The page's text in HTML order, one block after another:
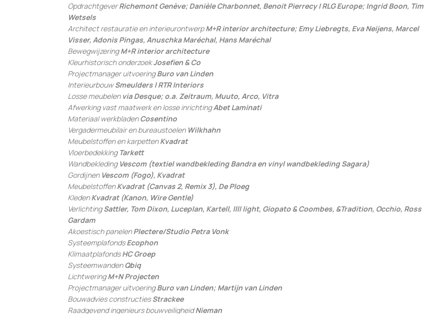
OpdrachtgeverRichemont Genève; Danièle Charbonnet, Benoit Pierrecy | RLG Europe; Ingrid Boon, Tim
Wetsels
Architect restauratie en interieurontwerpM+R interior architecture; Emy Liebregts, Eva Neijens, Marcel
Visser, Adonis Pingas, Anuschka Maréchal, Hans Maréchal
BewegwijzeringM+R interior architecture
Kleurhistorisch onderzoekJosefien & Co
Projectmanager uitvoeringBuro van Linden
InterieurbouwSmeulders | RTR Interiors
Losse meubelenvia Desque; o.a. Zeitraum, Muuto, Arco, Vitra
Afwerking vast maatwerk en losse inrichtingAbet Laminati
Materiaal werkbladenCosentino
Vergadermeubilair en bureaustoelenWilkhahn
Meubelstoffen en karpettenKvadrat
VloerbedekkingTarkett
WandbekledingVescom (textiel wandbekleding Bandra en vinyl ­wandbekleding Sagara)
Gordijnen Vescom (Fogo), Kvadrat
MeubelstoffenKvadrat (Canvas 2, Remix 3), De Ploeg
KledenKvadrat (Kanon, Wire Gentle)
VerlichtingSattler, Tom Dixon, Luceplan, Kartell, llll light, Giopato & Coombes, &Tradition, Occhio, Ross
Gardam
Akoestisch panelenPlectere/Studio Petra Vonk
SysteemplafondsEcophon
KlimaatplafondsHC Groep
SysteemwandenQbiq
LichtweringM+N Projecten
Projectmanager uitvoeringBuro van Linden; Martijn van Linden
Bouwadvies constructiesStrackee
Raadgevend ingenieurs bouwveiligheidNieman